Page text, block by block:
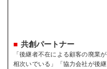
共創パートナー
「後継者不在による顧客の廃業が
相次いでいる」「協力会社が後継